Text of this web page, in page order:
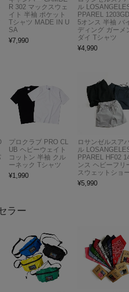
R 302 マックスウェ
イト 半袖 ポケット
Tシャツ MADE IN U
SA
¥7,990
ル
PPAREL
5オンス 半袖 バ
ディング ガーメ
ダイ Tシャツ
¥4,990
プロクラブ PRO CL
UB ヘビーウェイト
コットン 半袖 クル
ーネック Tシャツ
¥1,990
ロサンゼルスア
ル
PPAREL HF02
ンス ヘビーフリ
スウェットショ
¥5,990
ラー